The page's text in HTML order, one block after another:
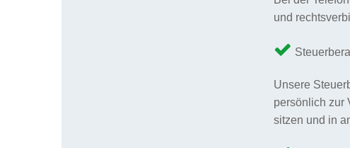
und
Unsere
persönlich zur
sitzen und in